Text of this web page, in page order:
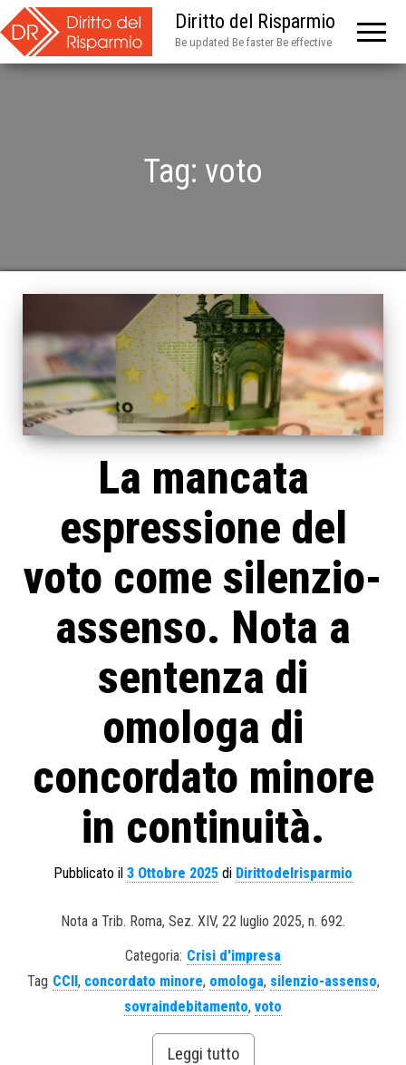
Diritto del Risparmio
Be updated Be faster Be effective
Tag: voto
La mancata
espressione del
voto come silenzio-
assenso. Nota a
sentenza di
omologa di
concordato minore
in continuità.
Pubblicato il 3 Ottobre 2025 di Dirittodelrisparmio
Nota a Trib. Roma, Sez. XIV, 22 luglio 2025, n. 692.
Categoria: Crisi d'impresa
Tag CCII , concordato minore, omologa, silenzio-assenso,
sovraindebitamento, voto
Leggi tutto